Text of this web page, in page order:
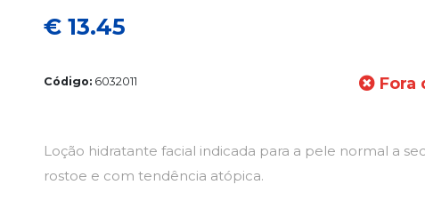
€ 13.45
Código: 6032011 Fora
Loção hidratante facial indicada para a pele normal a
rostoe e com tendência atópica.